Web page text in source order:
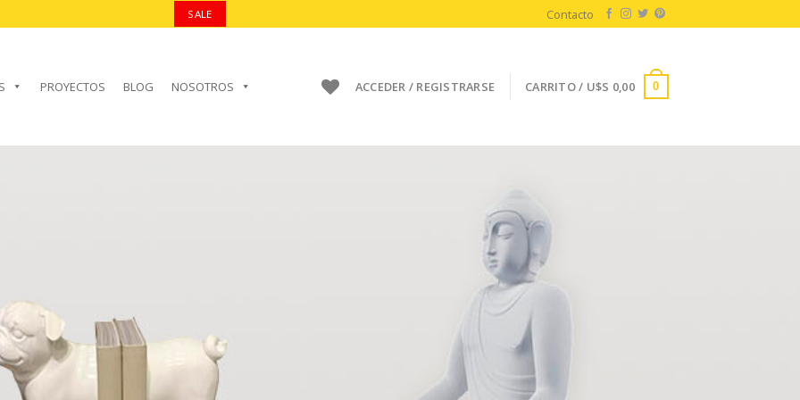
SALE Contacto
PROYECTOS BLOG NOSOTROS ACCEDER / REGISTRARSE CARRITO / U$S 0,00 0